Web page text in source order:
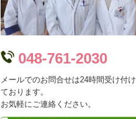
048-761-2030
メールでのお問合せは24時間受け付け
ております。
お気軽にご連絡ください。